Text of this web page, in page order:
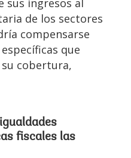
sus ingresos al
de los sectores
compensarse
que
cobertura,
fiscales las